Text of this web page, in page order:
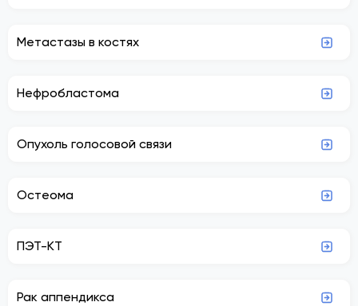
Метастазы в костях
Нефробластома
Опухоль голосовой связи
Остеома
ПЭТ-КТ
Рак аппендикса